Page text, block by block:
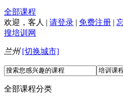
全部课程
欢迎， 客人 | 请登录 | 免费注册 |
搜培训网
兰州 [切换城市]
全部课程分类